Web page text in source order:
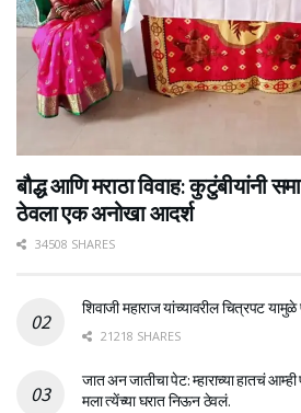
बौद्ध आणि मराठा विवाह: कुटुंबीयांनी
ठेवला एक अनोखा आदर्श
34508 SHARES
शिवाजी महाराज यांच्यावरील चित्रपट
21218 SHARES
जात अन जातीचा पेट: म्हाराच्या हातचं आम्ही
मला त्येंच्या घरात निऊन ठेवलं.